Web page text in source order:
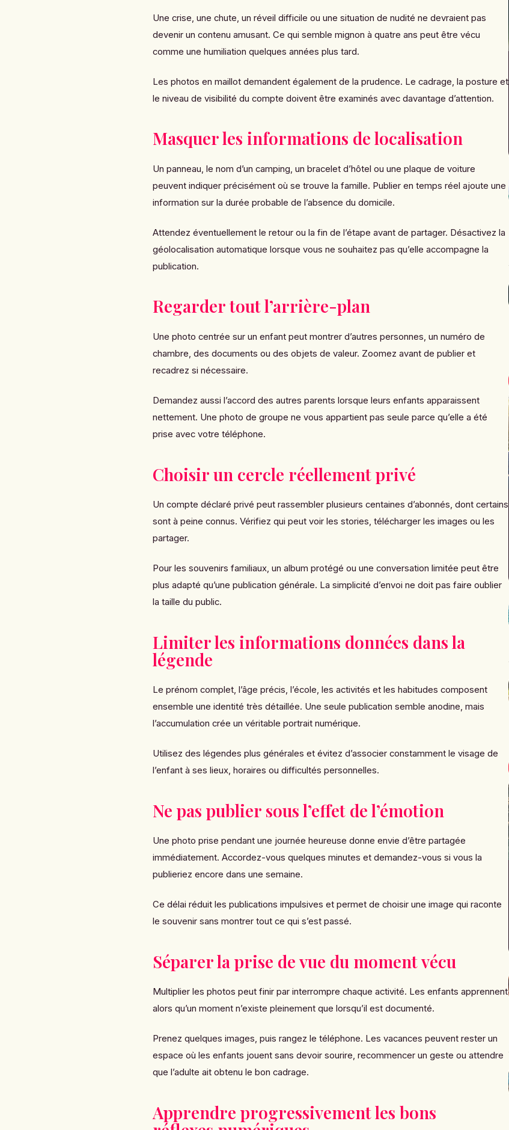
Une crise, une chute, un réveil difficile ou une situation de nudité ne devraient pas
devenir un contenu amusant. Ce qui semble mignon à quatre ans peut être vécu
comme une humiliation quelques années plus tard.
Les photos en maillot demandent également de la prudence. Le cadrage, la posture et
le niveau de visibilité du compte doivent être examinés avec davantage d’attention.
Masquer les informations de localisation
Un panneau, le nom d’un camping, un bracelet d’hôtel ou une plaque de voiture
peuvent indiquer précisément où se trouve la famille. Publier en temps réel ajoute une
information sur la durée probable de l’absence du domicile.
Attendez éventuellement le retour ou la fin de l’étape avant de partager. Désactivez la
géolocalisation automatique lorsque vous ne souhaitez pas qu’elle accompagne la
publication.
Regarder tout l’arrière-plan
Une photo centrée sur un enfant peut montrer d’autres personnes, un numéro de
chambre, des documents ou des objets de valeur. Zoomez avant de publier et
recadrez si nécessaire.
Demandez aussi l’accord des autres parents lorsque leurs enfants apparaissent
nettement. Une photo de groupe ne vous appartient pas seule parce qu’elle a été
prise avec votre téléphone.
Choisir un cercle réellement privé
Un compte déclaré privé peut rassembler plusieurs centaines d’abonnés, dont certains
sont à peine connus. Vérifiez qui peut voir les stories, télécharger les images ou les
partager.
Pour les souvenirs familiaux, un album protégé ou une conversation limitée peut être
plus adapté qu’une publication générale. La simplicité d’envoi ne doit pas faire oublier
la taille du public.
Limiter les informations données dans la
légende
Le prénom complet, l’âge précis, l’école, les activités et les habitudes composent
ensemble une identité très détaillée. Une seule publication semble anodine, mais
l’accumulation crée un véritable portrait numérique.
Utilisez des légendes plus générales et évitez d’associer constamment le visage de
l’enfant à ses lieux, horaires ou difficultés personnelles.
Ne pas publier sous l’effet de l’émotion
Une photo prise pendant une journée heureuse donne envie d’être partagée
immédiatement. Accordez-vous quelques minutes et demandez-vous si vous la
publieriez encore dans une semaine.
Ce délai réduit les publications impulsives et permet de choisir une image qui raconte
le souvenir sans montrer tout ce qui s’est passé.
Séparer la prise de vue du moment vécu
Multiplier les photos peut finir par interrompre chaque activité. Les enfants apprennent
alors qu’un moment n’existe pleinement que lorsqu’il est documenté.
Prenez quelques images, puis rangez le téléphone. Les vacances peuvent rester un
espace où les enfants jouent sans devoir sourire, recommencer un geste ou attendre
que l’adulte ait obtenu le bon cadrage.
Apprendre progressivement les bons